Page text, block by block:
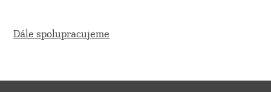
Dále spolupracujeme